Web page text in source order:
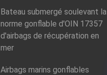
Bateau submergé soulevant la
norme gonflable d'OIN 17357
d'airbags de récupération en
mer
Airbags marins gonflables